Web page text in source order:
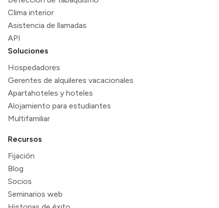
Clima interior
Asistencia de llamadas
API
Soluciones
Hospedadores
Gerentes de alquileres vacacionales
Apartahoteles y hoteles
Alojamiento para estudiantes
Multifamiliar
Recursos
Fijación
Blog
Socios
Seminarios web